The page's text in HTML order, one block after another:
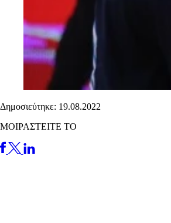
Δημοσιεύτηκε: 19.08.2022
ΜΟΙΡΑΣΤΕΙΤΕ ΤΟ